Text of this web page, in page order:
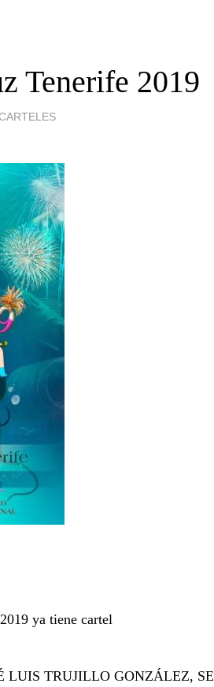
Tenerife 2019
ya tiene cartel
LUIS TRUJILLO GONZÁLEZ, SE